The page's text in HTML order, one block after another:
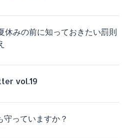
休みの前に知っておきたい罰則
vol.19
守っていますか？